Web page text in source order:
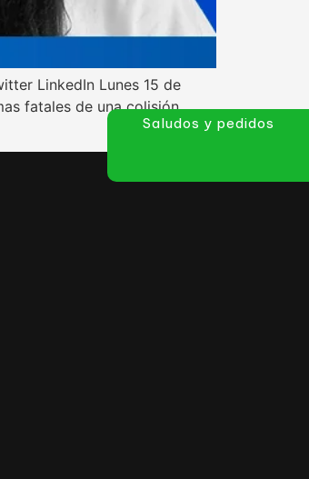
LinkedIn Lunes 15 de
fatales de una colisión
Saludos y pedidos